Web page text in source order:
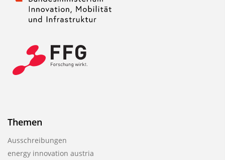
Themen
Ausschreibungen
energy innovation austria